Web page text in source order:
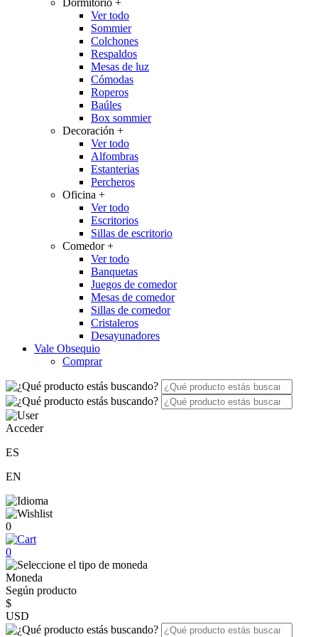
Dormitorio +
Ver todo
Sommier
Colchones
Respaldos
Mesas de luz
Cómodas
Roperos
Baúles
Box sommier
Decoración +
Ver todo
Alfombras
Estanterias
Percheros
Oficina +
Ver todo
Escritorios
Sillas de escritorio
Comedor+
Ver todo
Banquetas
Juegos de comedor
Mesas de comedor
Sillas de comedor
Cristaleros
Desayunadores
Vale Obsequio
Comprar
Acceder
ES
EN
0
0
Moneda
Según producto
$
USD